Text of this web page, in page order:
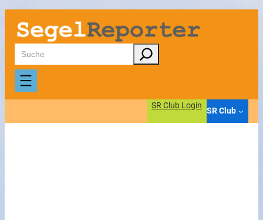
Suchen
SR Club Login
SR Club